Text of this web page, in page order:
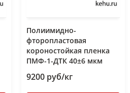
Полиимидно-
фторопластовая
короностойкая пленка
ПМФ-1-ДТК 40±6 мкм
9200 руб/кг